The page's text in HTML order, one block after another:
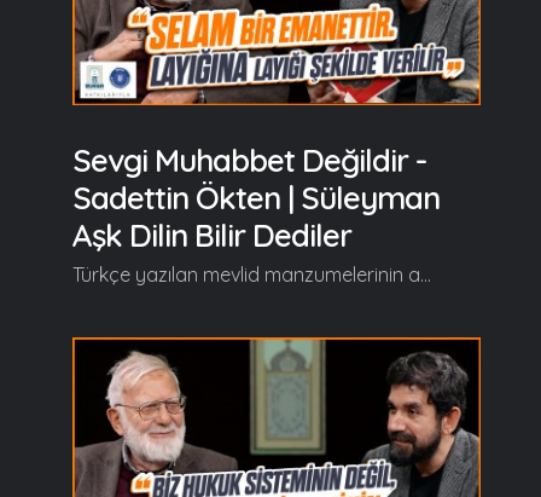
Sevgi Muhabbet Değildir -
Sadettin Ökten | Süleyman
Aşk Dilin Bilir Dediler
Türkçe yazılan mevlid manzumelerinin arasında özel bir yere sahip olan, Süleyman Çelebi’nin aşkla kaleme aldığı Vesîlet’ün Necât (Mevlid-i Şerif) eserini Prof. Dr. Sadeddin Ökten’le birlikte "Süleyman Aşk Dilin Bilir Dediler" programında hem okuyup hem de şerh ediyoruz… Süleyman Aşk Dilin Bilir Dediler'in yeni bölümünde başlıca şunlar konuşuldu; Sedar Tuncer: Efendim merhabalar. Bir Süleyman Aşk Dilin Bilir Dediler'de daha Süleyman Çelebi Hazretlerinin Vesîlet’ün Necât Mevlid-i Şerif'inden Sadeddin Ökten Bey hocamın gönlüne düşenle yolculuğumuz başladı. Hoş geldiniz, safalar getirdiniz. Sadeddin Ökten: Eyvallah efendim. Hoş bulduk, safa bulduk. Serdar Tuncer: Efendim, Salatü's Selam ile geçen programı bitirmiştik şimdi bir merhaba faslı geliyor... Bu merhaba, merhum Fethi Gemuhluoğlu abiyi siz pek seversiniz... Merhaba deyince de benim gönlüme Fethi abi düşer... Madem ki selam bir eman manifestosuydu, birazcık merhabayı konuşalım mı?... Sadedin Ökten: Konuşalım. Tabi merhaba yerli bir selam, esas selam Allah'ın selamıyla sizi selamlıyorum... Merhum Mahir İz Bey'i burada yad etmemek mümkün olmaz yani... Tabi o manifesto demiyordu ama selam bir eman beyannamesidir. Manifestoyu ben uydurdum, biraz modernleşelim diye... Şakası bu tabi işin. Selam bir eman manifestosudur. Diyor ki; 'Ben sizi Allah'ın selamıyla selamlıyorum.' Yani siz ve ben aynı büyük şemsiyenin, aynı büyük değerin himayesi altındayız ve ben size gönlümün iyi dileklerini sunuyorum aynı zamanda benden size bir kötülüğün gelmeyeceğini de size beyan ediyorum... Devamı videoda... Gelin, Beraber Yürüyelim...